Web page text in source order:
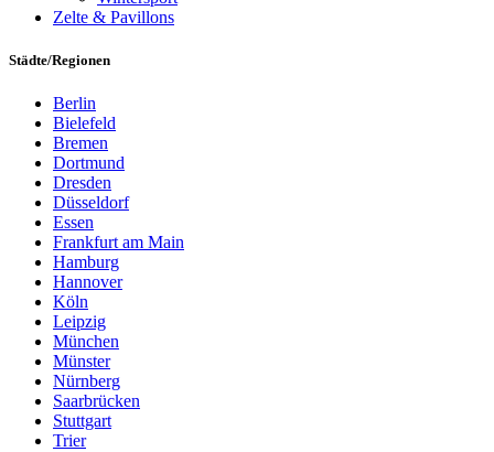
Zelte & Pavillons
Städte/Regionen
Berlin
Bielefeld
Bremen
Dortmund
Dresden
Düsseldorf
Essen
Frankfurt am Main
Hamburg
Hannover
Köln
Leipzig
München
Münster
Nürnberg
Saarbrücken
Stuttgart
Trier